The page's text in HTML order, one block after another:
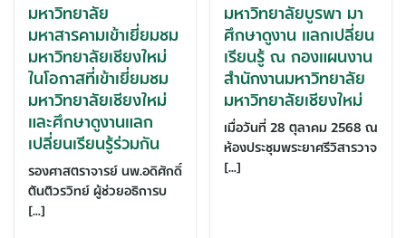
มหาวิทยาลัย
มหาสารคามเข้าเยี่ยมชม
มหาวิทยาลัยเชียงใหม่
ในโอกาสที่เข้าเยี่ยมชม
มหาวิทยาลัยเชียงใหม่
และศึกษาดูงานแลก
เปลี่ยนเรียนรู้ร่วมกัน
รองศาสตราจารย์ นพ.อดิศักดิ์
ตันติวรวิทย์ ผู้ช่วยอธิการบ
[…]
มหาวิทยาลัยบูรพา มา
ศึกษาดูงาน แลกเปลี่ยน
เรียนรู้ ณ กองแผนงาน
สำนักงานมหาวิทยาลัย
มหาวิทยาลัยเชียงใหม่
เมื่อวันที่ 28 ตุลาคม 2568 ณ
ห้องประชุมพระยาศรีวิสารวาจ
[…]